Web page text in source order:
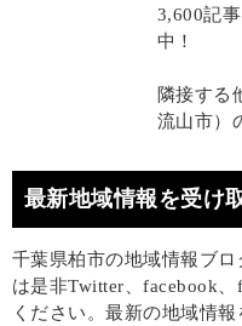
3,600記
中！
隣接する
流山市）
最新地域情報を受け
千葉県柏市の地域情報ブ
は是非Twitter、facebook
ください。最新の地域情